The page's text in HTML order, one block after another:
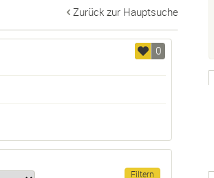
Zurück zur Hauptsuche
0